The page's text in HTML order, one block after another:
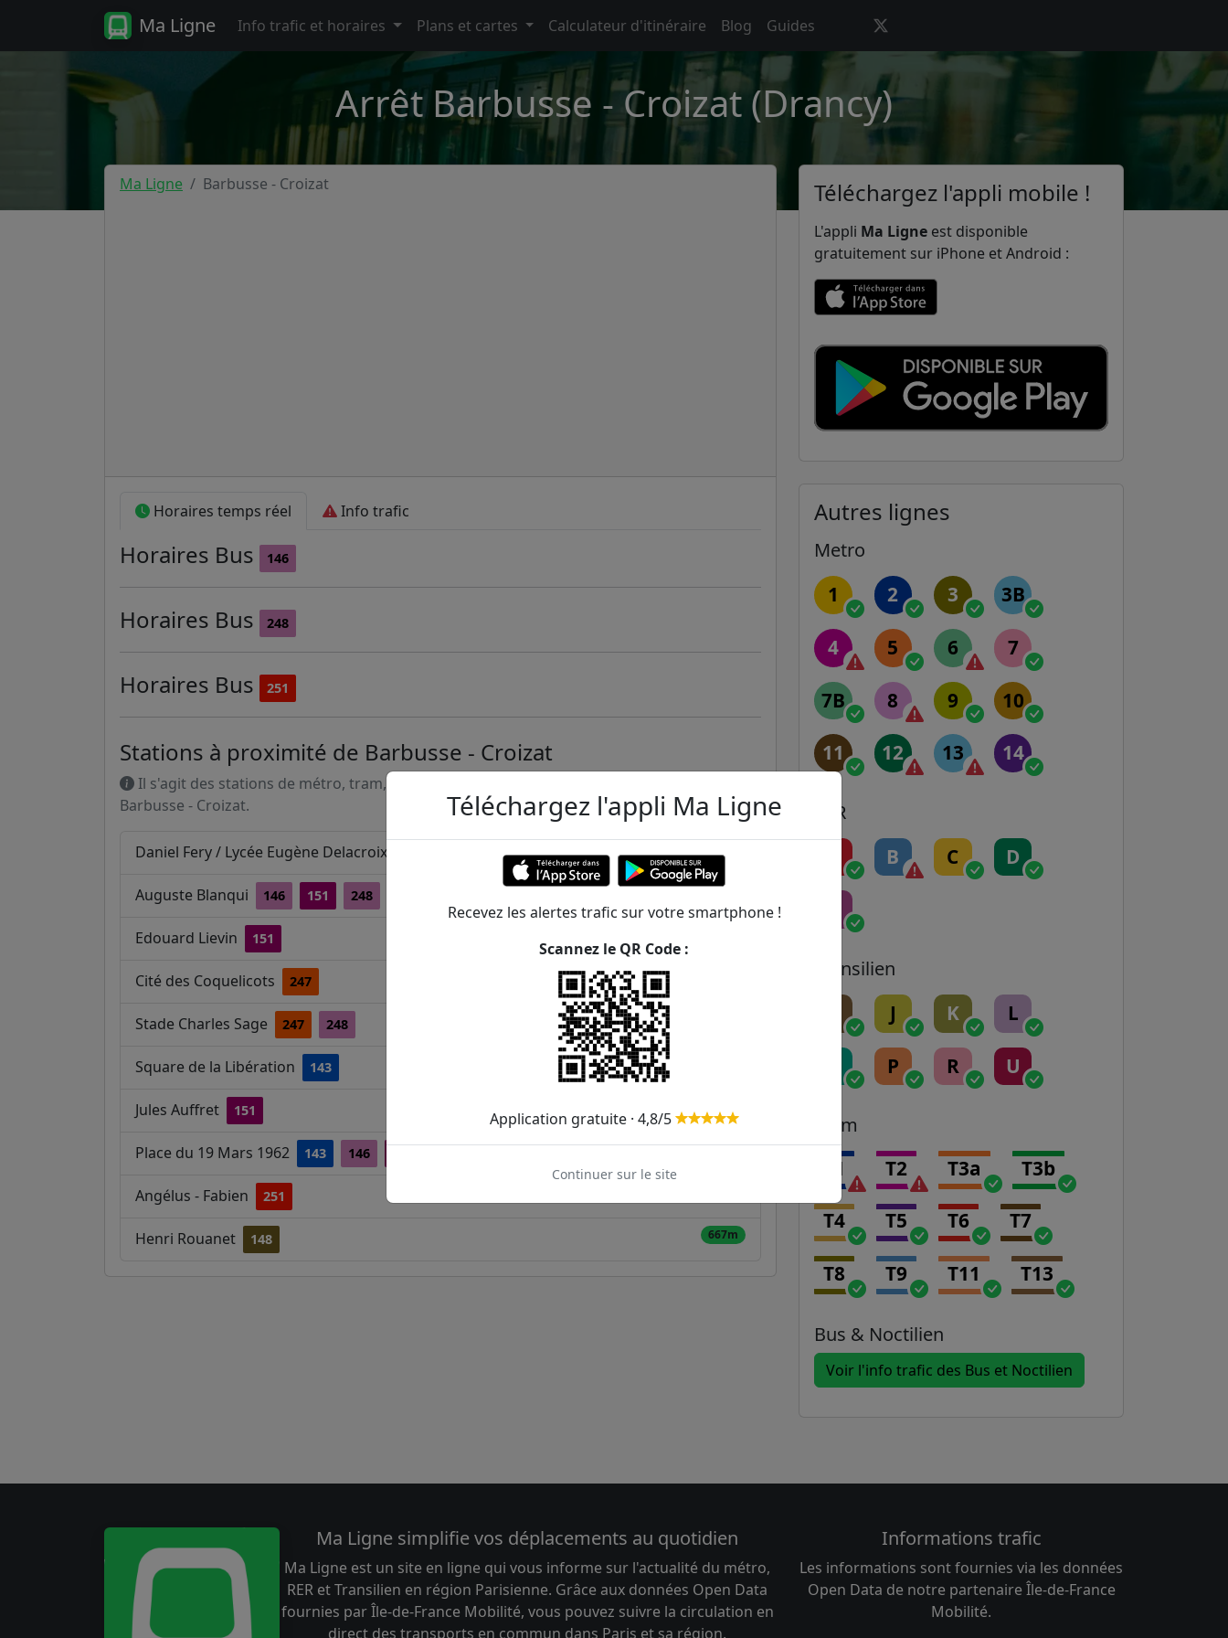
Ma Ligne Info trafic et horaires Plans et cartes Calculateur d'itinéraire Blog Guides
Arrêt Barbusse - Croizat (Drancy)
Ma Ligne Barbusse - Croizat
Horaires temps réel Info trafic
Horaires Bus 146
Horaires Bus 248
Horaires Bus 251
Stations à proximité de Barbusse - Croizat
Il s'agit des stations de métro, tram, RER et transilien situées à moins de 1km de la gare
Barbusse - Croizat.
Daniel Fery / Lycée Eugène Delacroix 248 251
Auguste Blanqui 146 151 248 299m
Edouard Lievin 151
Cité des Coquelicots 247
Stade Charles Sage 247 248
Square de la Libération 143
Jules Auffret 151
Place du 19 Mars 1962 143 146 519m
Angélus - Fabien 251
Henri Rouanet 148 667m
Téléchargez l'appli mobile !
L'appli Ma Ligne est disponible
gratuitement sur iPhone et Android :
Autres lignes
Metro
1 2 3 3B
4 5 6 7
7B 8 9 10
11 12 13 14
RER
B C D
Transilien
J K L
P R U
Tram
T1 T2 T3a T3b
T4 T5 T6 T7
T8 T9 T11 T13
Bus & Noctilien
Voir l'info trafic des Bus et Noctilien
Ma Ligne simplifie vos déplacements au quotidien
Ma Ligne est un site en ligne qui vous informe sur l'actualité du métro,
RER et Transilien en région Parisienne. Grâce aux données Open Data
fournies par Île-de-France Mobilité, vous pouvez suivre la circulation en
direct des transports en commun dans Paris et sa région.
Informations trafic
Les informations sont fournies via les données
Open Data de notre partenaire Île-de-France
Mobilité.
Téléchargez l'appli Ma Ligne
Recevez les alertes trafic sur votre smartphone !
Scannez le QR Code :
Application gratuite · 4,8/5
Continuer sur le site